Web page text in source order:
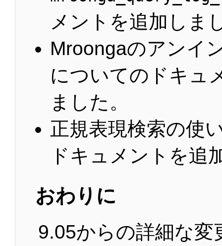
メントを追加しま
Mroongaのアンイ
についてのドキュ
ました。
正規表現検索の使
ドキュメントを追
おわりに
9.05からの詳細な変